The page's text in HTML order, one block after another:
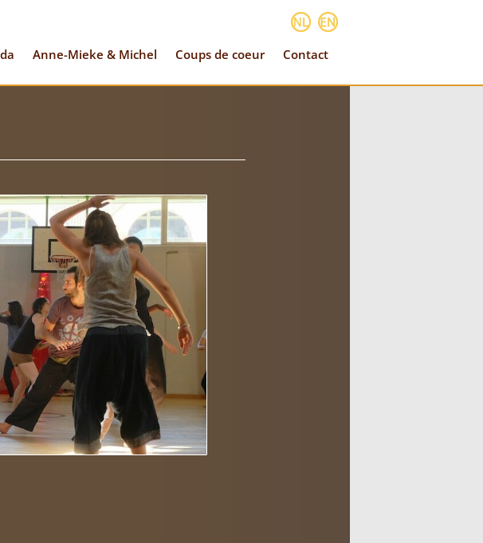
Anne-Mieke & Michel Coups de coeur Contact